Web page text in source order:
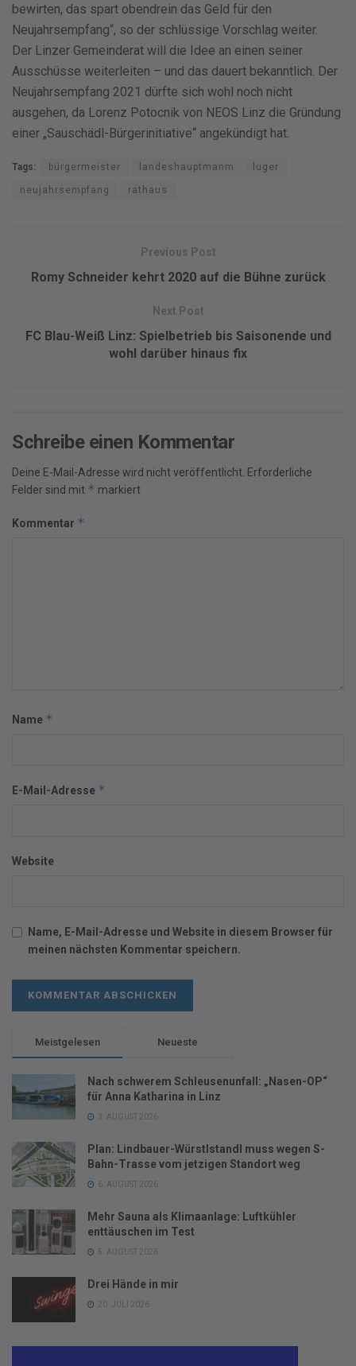
bewirten, das spart obendrein das Geld für den
Neujahrsempfang“, so der schlüssige Vorschlag weiter.
Der Linzer Gemeinderat will die Idee an einen seiner
Ausschüsse weiterleiten – und das dauert bekanntlich. Der
Neujahrsempfang 2021 dürfte sich wohl noch nicht
ausgehen, da Lorenz Potocnik von NEOS Linz die Gründung
einer „Sauschädl-Bürgerinitiative“ angekündigt hat.
Tags: bürgermeister landeshauptmanm luger
neujahrsempfang rathaus
Previous Post
Romy Schneider kehrt 2020 auf die Bühne zurück
Next Post
FC Blau-Weiß Linz: Spielbetrieb bis Saisonende und
wohl darüber hinaus fix
Schreibe einen Kommentar
Deine E-Mail-Adresse wird nicht veröffentlicht. Erforderliche
Felder sind mit * markiert
Kommentar *
Name *
E-Mail-Adresse *
Website
Name, E-Mail-Adresse und Website in diesem Browser für
meinen nächsten Kommentar speichern.
Meistgelesen Neueste
Nach schwerem Schleusenunfall: „Nasen-OP“
für Anna Katharina in Linz
3. AUGUST 2026
Plan: Lindbauer-Würstlstandl muss wegen S-
Bahn-Trasse vom jetzigen Standort weg
6. AUGUST 2026
Mehr Sauna als Klimaanlage: Luftkühler
enttäuschen im Test
5. AUGUST 2026
Drei Hände in mir
20. JULI 2026